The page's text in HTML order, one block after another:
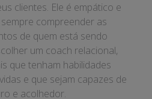
clientes. Ele é empático e
compreender as
de quem está sendo
um coach relacional,
que tenham habilidades
e que sejam capazes de
e acolhedor.